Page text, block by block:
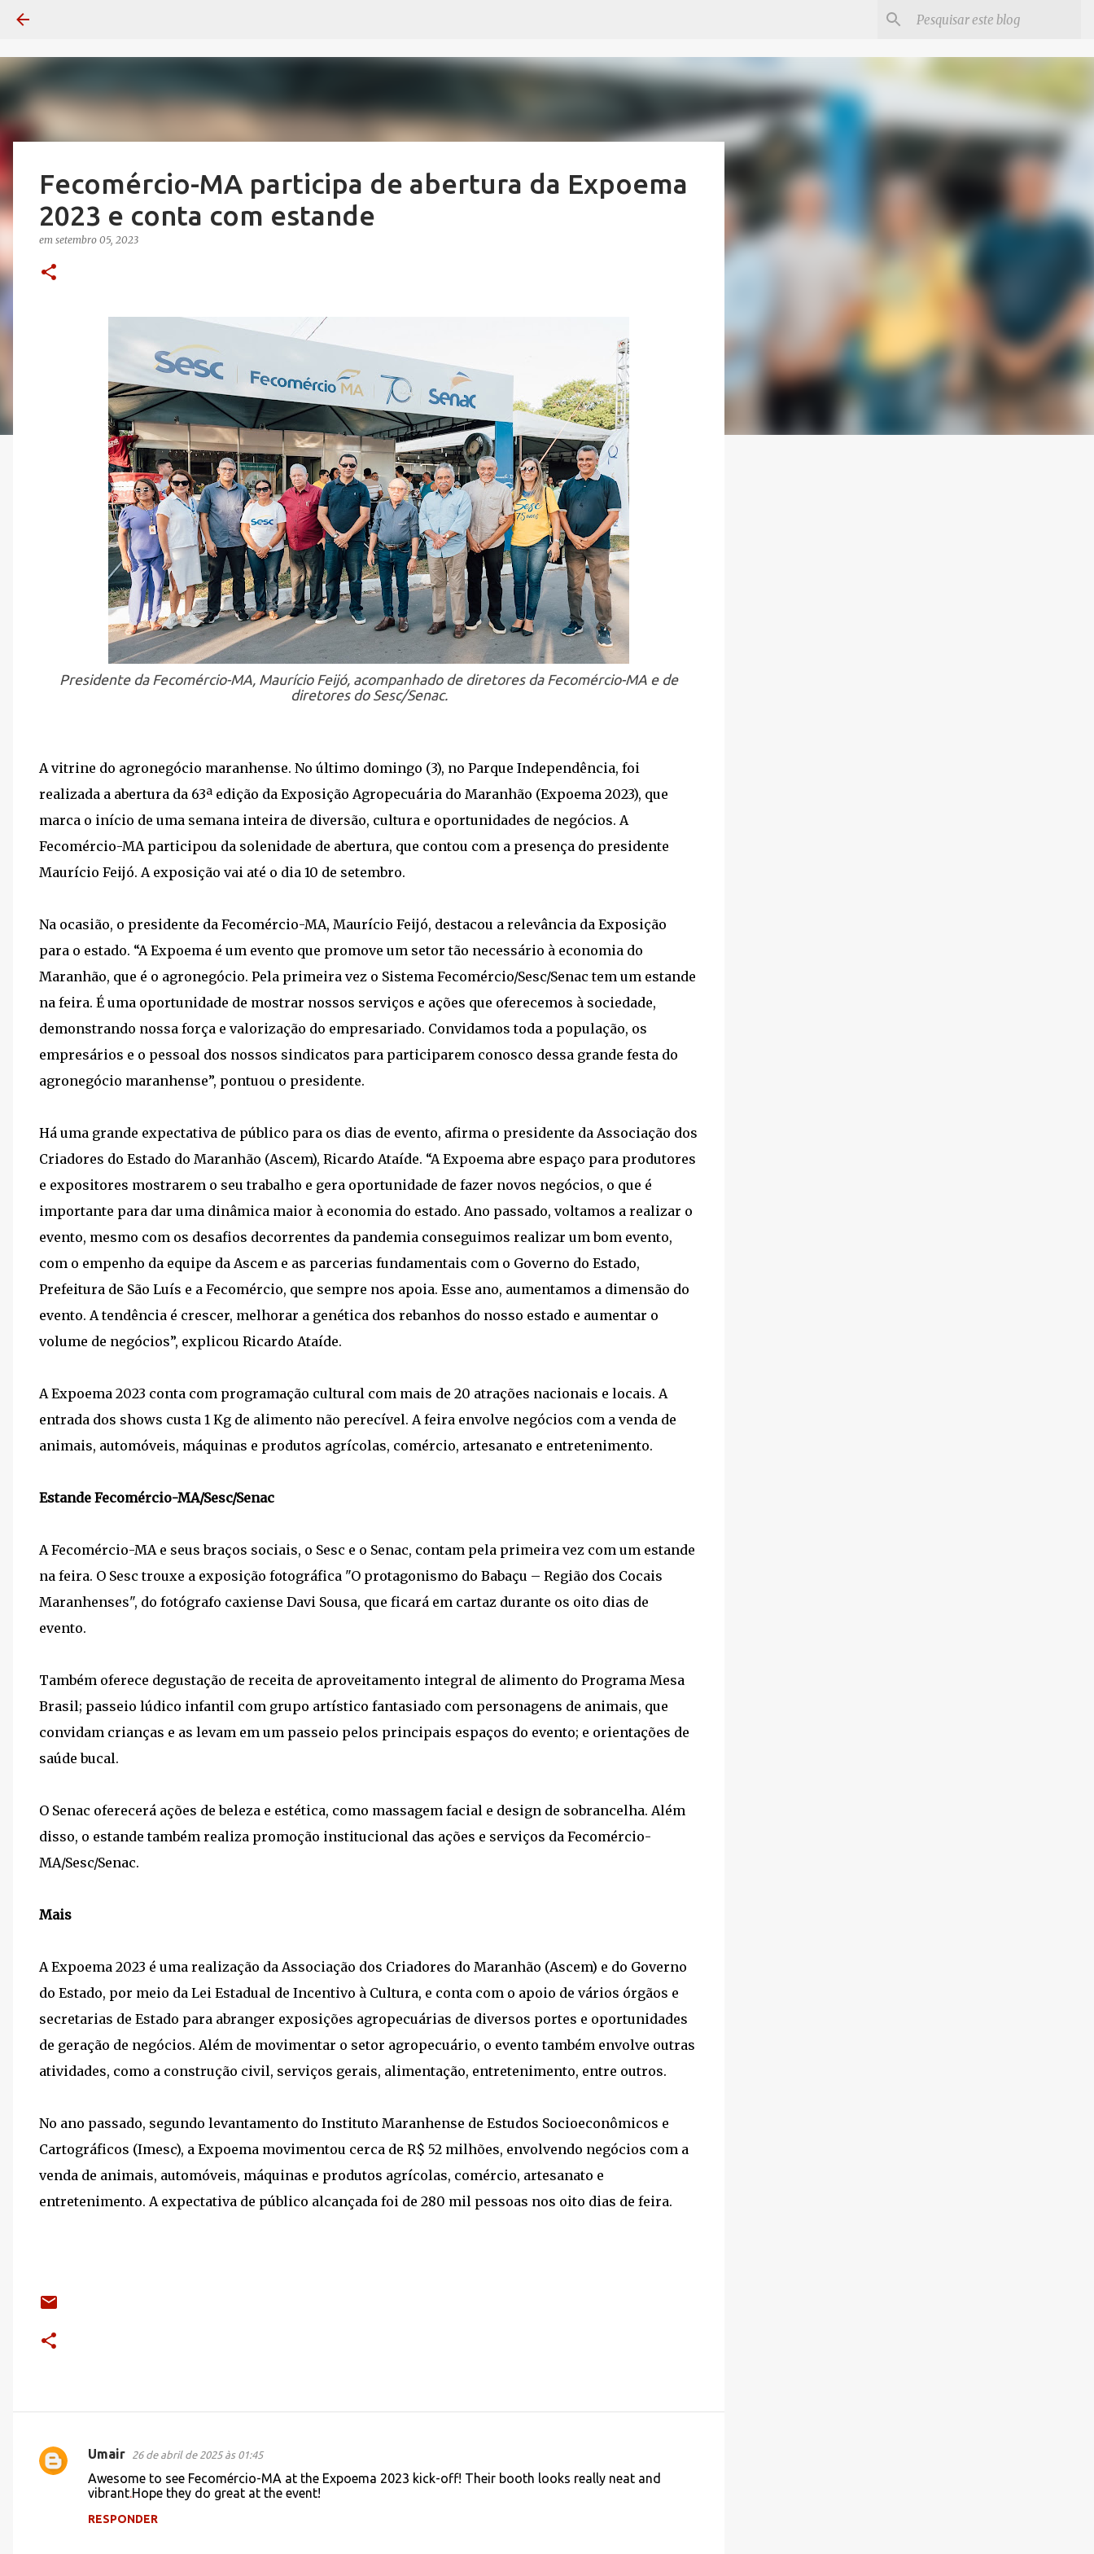
Fecomércio-MA participa de abertura da Expoema
2023 e conta com estande
em setembro 05, 2023
Presidente da Fecomércio-MA, Maurício Feijó, acompanhado de diretores da Fecomércio-MA e de
diretores do Sesc/Senac.
A vitrine do agronegócio maranhense. No último domingo (3), no Parque Independência, foi
realizada a abertura da 63ª edição da Exposição Agropecuária do Maranhão (Expoema 2023), que
marca o início de uma semana inteira de diversão, cultura e oportunidades de negócios. A
Fecomércio-MA participou da solenidade de abertura, que contou com a presença do presidente
Maurício Feijó. A exposição vai até o dia 10 de setembro.
Na ocasião, o presidente da Fecomércio-MA, Maurício Feijó, destacou a relevância da Exposição
para o estado. “A Expoema é um evento que promove um setor tão necessário à economia do
Maranhão, que é o agronegócio. Pela primeira vez o Sistema Fecomércio/Sesc/Senac tem um estande
na feira. É uma oportunidade de mostrar nossos serviços e ações que oferecemos à sociedade,
demonstrando nossa força e valorização do empresariado. Convidamos toda a população, os
empresários e o pessoal dos nossos sindicatos para participarem conosco dessa grande festa do
agronegócio maranhense”, pontuou o presidente.
Há uma grande expectativa de público para os dias de evento, afirma o presidente da Associação dos
Criadores do Estado do Maranhão (Ascem), Ricardo Ataíde. “A Expoema abre espaço para produtores
e expositores mostrarem o seu trabalho e gera oportunidade de fazer novos negócios, o que é
importante para dar uma dinâmica maior à economia do estado. Ano passado, voltamos a realizar o
evento, mesmo com os desafios decorrentes da pandemia conseguimos realizar um bom evento,
com o empenho da equipe da Ascem e as parcerias fundamentais com o Governo do Estado,
Prefeitura de São Luís e a Fecomércio, que sempre nos apoia. Esse ano, aumentamos a dimensão do
evento. A tendência é crescer, melhorar a genética dos rebanhos do nosso estado e aumentar o
volume de negócios”, explicou Ricardo Ataíde.
A Expoema 2023 conta com programação cultural com mais de 20 atrações nacionais e locais. A
entrada dos shows custa 1 Kg de alimento não perecível. A feira envolve negócios com a venda de
animais, automóveis, máquinas e produtos agrícolas, comércio, artesanato e entretenimento.
Estande Fecomércio-MA/Sesc/Senac
A Fecomércio-MA e seus braços sociais, o Sesc e o Senac, contam pela primeira vez com um estande
na feira. O Sesc trouxe a exposição fotográfica "O protagonismo do Babaçu – Região dos Cocais
Maranhenses", do fotógrafo caxiense Davi Sousa, que ficará em cartaz durante os oito dias de
evento.
Também oferece degustação de receita de aproveitamento integral de alimento do Programa Mesa
Brasil; passeio lúdico infantil com grupo artístico fantasiado com personagens de animais, que
convidam crianças e as levam em um passeio pelos principais espaços do evento; e orientações de
saúde bucal.
O Senac oferecerá ações de beleza e estética, como massagem facial e design de sobrancelha. Além
disso, o estande também realiza promoção institucional das ações e serviços da Fecomércio-
MA/Sesc/Senac.
Mais
A Expoema 2023 é uma realização da Associação dos Criadores do Maranhão (Ascem) e do Governo
do Estado, por meio da Lei Estadual de Incentivo à Cultura, e conta com o apoio de vários órgãos e
secretarias de Estado para abranger exposições agropecuárias de diversos portes e oportunidades
de geração de negócios. Além de movimentar o setor agropecuário, o evento também envolve outras
atividades, como a construção civil, serviços gerais, alimentação, entretenimento, entre outros.
No ano passado, segundo levantamento do Instituto Maranhense de Estudos Socioeconômicos e
Cartográficos (Imesc), a Expoema movimentou cerca de R$ 52 milhões, envolvendo negócios com a
venda de animais, automóveis, máquinas e produtos agrícolas, comércio, artesanato e
entretenimento. A expectativa de público alcançada foi de 280 mil pessoas nos oito dias de feira.
C
Umair 26 de abril de 2025 às 01:45
Awesome to see Fecomércio-MA at the Expoema 2023 kick-off! Their booth looks really neat and
vibrant.Hope they do great at the event!
RESPONDER